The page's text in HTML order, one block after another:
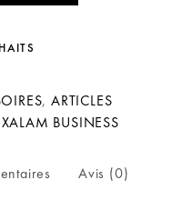
,ARTICLES
XALAM BUSINESS
Avis (0)